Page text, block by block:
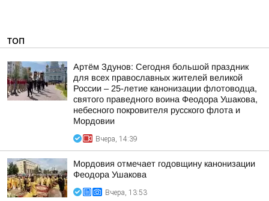
ТОП
Артём Здунов: Сегодня большой праздник
для всех православных жителей великой
России – 25-летие канонизации флотоводца,
святого праведного воина Феодора Ушакова,
небесного покровителя русского флота и
Мордовии
Вчера, 14:39
Мордовия отмечает годовщину канонизации
Феодора Ушакова
Вчера, 13:53